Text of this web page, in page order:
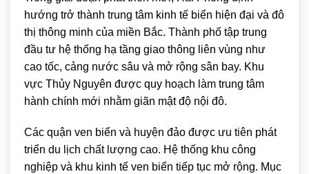
hướng trở thành trung tâm kinh tế biển hiện đại và đô
thị thông minh của miền Bắc. Thành phố tập trung
đầu tư hệ thống hạ tầng giao thông liên vùng như
cao tốc, cảng nước sâu và mở rộng sân bay. Khu
vực Thủy Nguyên được quy hoạch làm trung tâm
hành chính mới nhằm giãn mật độ nội đô.
Các quận ven biển và huyện đảo được ưu tiên phát
triển du lịch chất lượng cao. Hệ thống khu công
nghiệp và khu kinh tế ven biển tiếp tục mở rộng. Mục